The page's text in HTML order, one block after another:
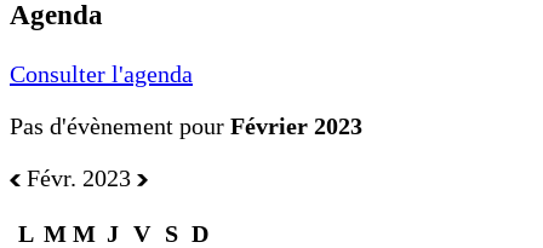
Agenda
Consulter l'agenda
Pas d'évènement pour Février 2023
Févr. 2023
L M M J V S D